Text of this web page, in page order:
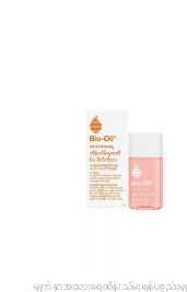
မျက်နှာအသားရေထိန်းသိမ်းရန်ပစ္စည်းမျ